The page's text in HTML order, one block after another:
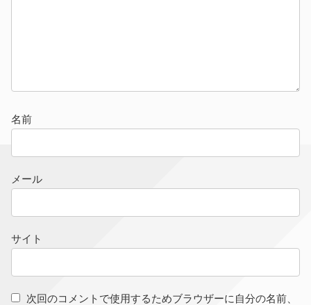
名前
メール
サイト
次回のコメントで使用するためブラウザーに自分の名前、